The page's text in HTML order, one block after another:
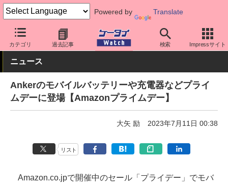
Powered by Translate
カテゴリ 過去記事 検索 Impressサイト
ケータイ Watch 周辺機器/アクセサリー モバイルバッテリー
ニュース
Ankerのモバイルバッテリーや充電器などプライ
ムデーに登場【Amazonプライムデー】
大矢 励 2023年7月11日 00:38
リスト
Amazon.co.jpで開催中のセール「プライデー」でモバ